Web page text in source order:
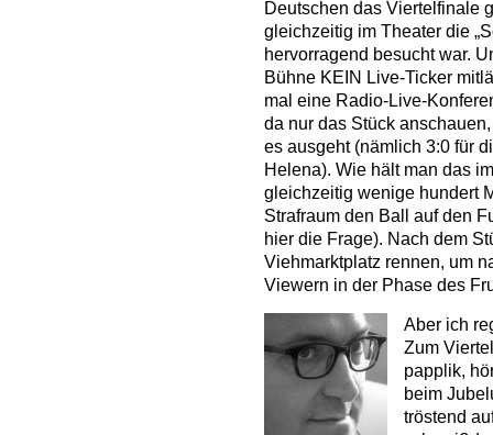
Deutschen das Viertelfinale
gleichzeitig im Theater die
hervorragend besucht war.
Bühne KEIN Live-Ticker
mal eine Radio-Live-
da nur das Stück
es ausgeht (nämlich 3:0 für
Helena). Wie hält man das
gleichzeitig wenige hundert
Strafraum den Ball auf den
hier die Frage). Nach dem
Viehmarktplatz rennen, um
Viewern in der Phase des
Aber ich
Zum
papplik,
beim
tröstend